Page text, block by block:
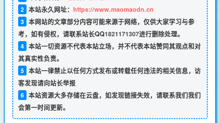
2 本站永久网址： https://www.maomaodn.cn
3 本网站的文章部分内容可能来源于网络，仅供大家学习与参
考，如有侵权，请联系站长QQ1821171307进行删除处理。
4 本站一切资源不代表本站立场，并不代表本站赞同其观点和对
其真实性负责。
5 本站一律禁止以任何方式发布或转载任何违法的相关信息，访
客发现请向站长举报
6 本站资源大多存储在云盘，如发现链接失效，请联系我们我们
会第一时间更新。